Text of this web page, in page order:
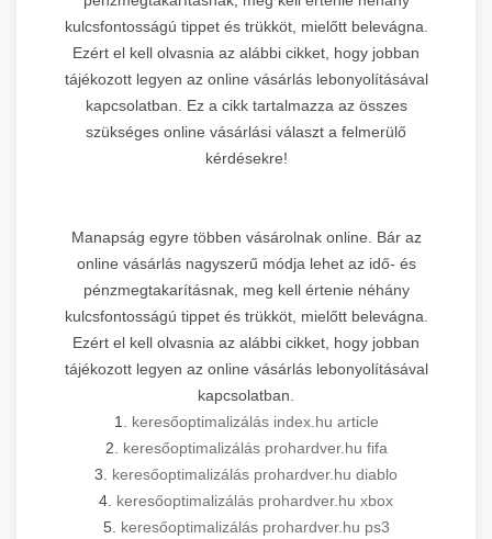
kulcsfontosságú tippet és trükköt, mielőtt belevágna.
Ezért el kell olvasnia az alábbi cikket, hogy jobban
tájékozott legyen az online vásárlás lebonyolításával
kapcsolatban. Ez a cikk tartalmazza az összes
szükséges online vásárlási választ a felmerülő
kérdésekre!
Manapság egyre többen vásárolnak online. Bár az
online vásárlás nagyszerű módja lehet az idő- és
pénzmegtakarításnak, meg kell értenie néhány
kulcsfontosságú tippet és trükköt, mielőtt belevágna.
Ezért el kell olvasnia az alábbi cikket, hogy jobban
tájékozott legyen az online vásárlás lebonyolításával
kapcsolatban.
1. keresőoptimalizálás index.hu article
2. keresőoptimalizálás prohardver.hu fifa
3. keresőoptimalizálás prohardver.hu diablo
4. keresőoptimalizálás prohardver.hu xbox
5. keresőoptimalizálás prohardver.hu ps3